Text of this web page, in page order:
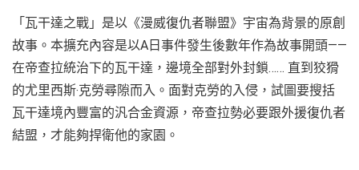
「瓦干達之戰」是以《漫威復仇者聯盟》宇宙為背景的原創
故事。本擴充內容是以A日事件發生後數年作為故事開頭——
在帝查拉統治下的瓦干達，邊境全部對外封鎖…… 直到狡猾
的尤里西斯‧克勞尋隙而入。面對克勞的入侵，試圖要搜括
瓦干達境內豐富的汎合金資源，帝查拉勢必要跟外援復仇者
結盟，才能夠捍衛他的家園。